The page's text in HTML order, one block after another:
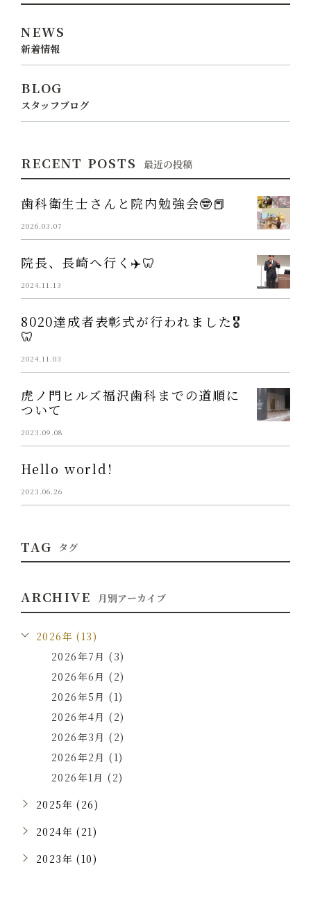
NEWS
新着情報
BLOG
スタッフブログ
RECENT POSTS 最近の投稿
歯科衛生士さんと院内勉強会🤓📕
2026.03.07
院長、長崎へ行く✈️🦷
2024.11.13
8020達成者表彰式が行われました🎖️
🦷
2024.11.03
虎ノ門ヒルズ福沢歯科までの道順に
ついて
2023.09.08
Hello world!
2023.06.26
TAG タグ
ARCHIVE 月別アーカイブ
2026年 (13)
2026年7月 (3)
2026年6月 (2)
2026年5月 (1)
2026年4月 (2)
2026年3月 (2)
2026年2月 (1)
2026年1月 (2)
2025年 (26)
2024年 (21)
2023年 (10)